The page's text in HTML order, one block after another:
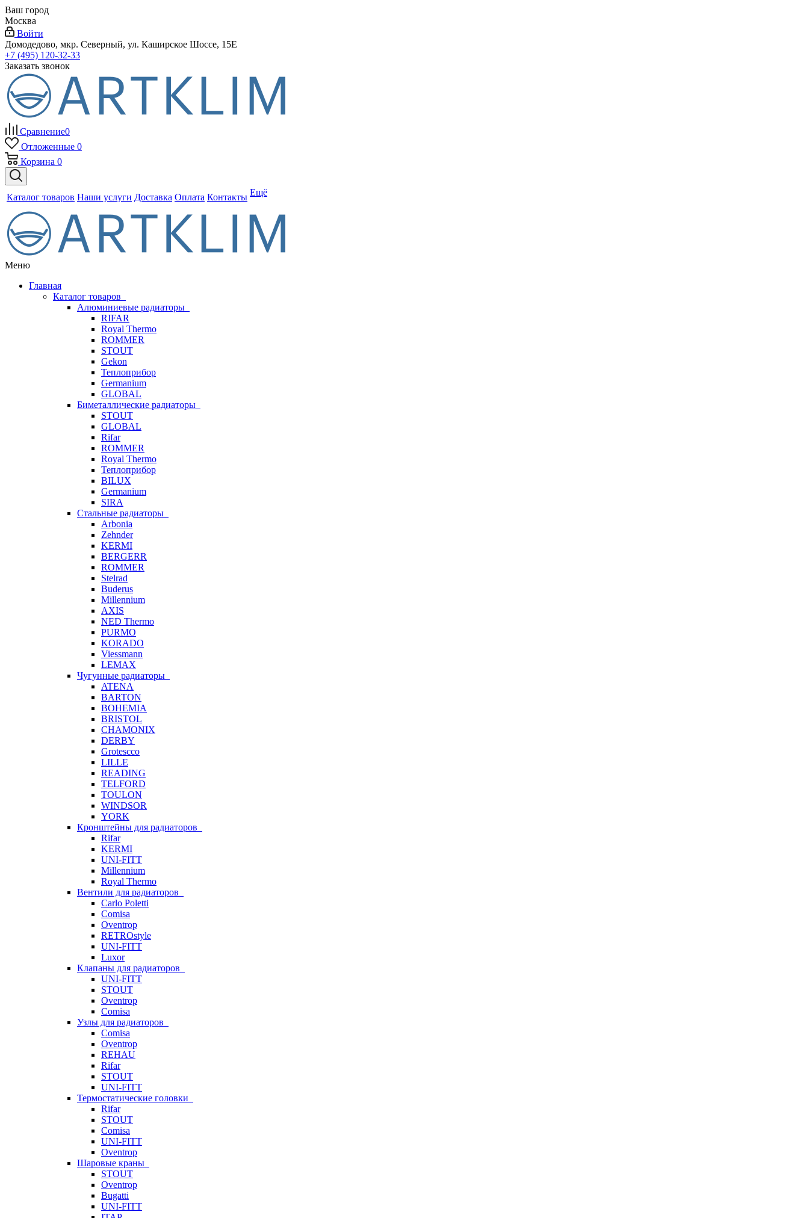
Ваш город
Москва
Войти
Домодедово, мкр. Северный, ул. Каширское Шоссе, 15Е
+7 (495) 120-32-33
Заказать звонок
Сравнение0
Отложенные 0
Корзина 0
Каталог товаров Наши услуги Доставка Оплата Контакты Ещё
Меню
Главная
Каталог товаров
Алюминиевые радиаторы
RIFAR
Royal Thermo
ROMMER
STOUT
Gekon
Теплоприбор
Germanium
GLOBAL
Биметаллические радиаторы
STOUT
GLOBAL
Rifar
ROMMER
Royal Thermo
Теплоприбор
BILUX
Germanium
SIRA
Стальные радиаторы
Arbonia
Zehnder
KERMI
BERGERR
ROMMER
Stelrad
Buderus
Millennium
AXIS
NED Thermo
PURMO
KORADO
Viessmann
LEMAX
Чугунные радиаторы
ATENA
BARTON
BOHEMIA
BRISTOL
CHAMONIX
DERBY
Grotescco
LILLE
READING
TELFORD
TOULON
WINDSOR
YORK
Кронштейны для радиаторов
Rifar
KERMI
UNI-FITT
Millennium
Royal Thermo
Вентили для радиаторов
Carlo Poletti
Comisa
Oventrop
RETROstyle
UNI-FITT
Luxor
Клапаны для радиаторов
UNI-FITT
STOUT
Oventrop
Comisa
Узлы для радиаторов
Comisa
Oventrop
REHAU
Rifar
STOUT
UNI-FITT
Термостатические головки
Rifar
STOUT
Comisa
UNI-FITT
Oventrop
Шаровые краны
STOUT
Oventrop
Bugatti
UNI-FITT